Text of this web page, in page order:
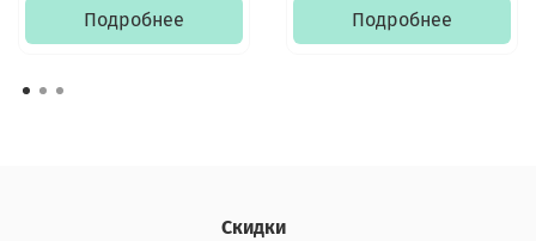
Подробнее Подробнее
Скидки